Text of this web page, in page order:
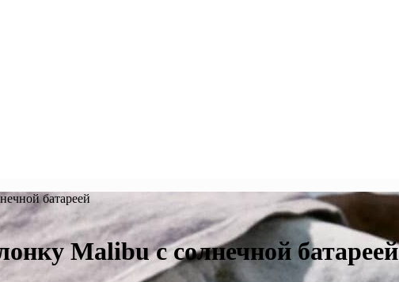
батареей
Malibu с солнечной батареей